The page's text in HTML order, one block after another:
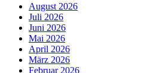
August 2026
Juli 2026
Juni 2026
Mai 2026
April 2026
März 2026
Februar 2026